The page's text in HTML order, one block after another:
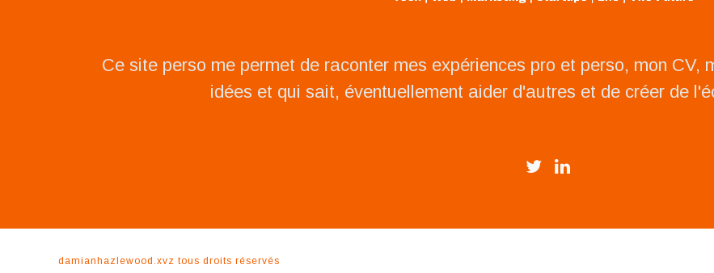
Ce site perso me permet de raconter mes expériences pro et perso, mon CV,
idées et qui sait, éventuellement aider d'autres et de créer de
damianhazlewood.xyz tous droits réservés